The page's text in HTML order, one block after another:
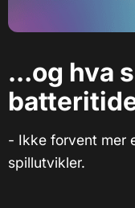
…og hva
- Ikke forvent mer
spillutvikler.